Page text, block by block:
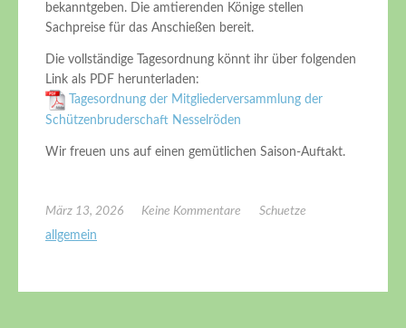
bekanntgeben. Die amtierenden Könige stellen
Sachpreise für das Anschießen bereit.
Die vollständige Tagesordnung könnt ihr über folgenden
Link als PDF herunterladen:
Tagesordnung der Mitgliederversammlung der
Schützenbruderschaft Nesselröden
Wir freuen uns auf einen gemütlichen Saison-Auftakt.
März 13, 2026 Keine Kommentare
Schuetze
allgemein